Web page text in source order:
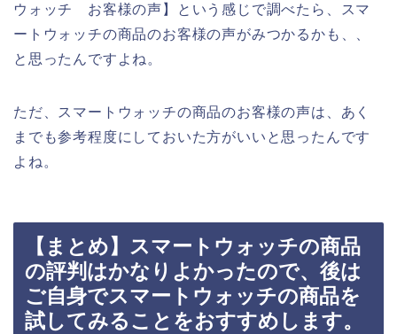
ウォッチ お客様の声】という感じで調べたら、スマ
ートウォッチの商品のお客様の声がみつかるかも、、
と思ったんですよね。
ただ、スマートウォッチの商品のお客様の声は、あく
までも参考程度にしておいた方がいいと思ったんです
よね。
【まとめ】スマートウォッチの商品
の評判はかなりよかったので、後は
ご自身でスマートウォッチの商品を
試してみることをおすすめします。